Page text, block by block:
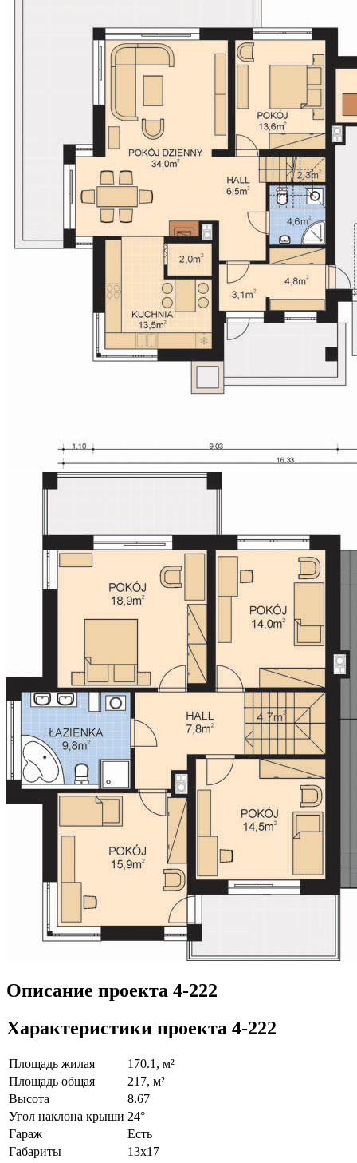
Описание проекта 4-222
Характеристики проекта 4-222
Площадь жилая
170.1, м²
Площадь общая
217, м²
Высота
8.67
Угол наклона крыши 24°
Гараж
Есть
Габариты
13х17